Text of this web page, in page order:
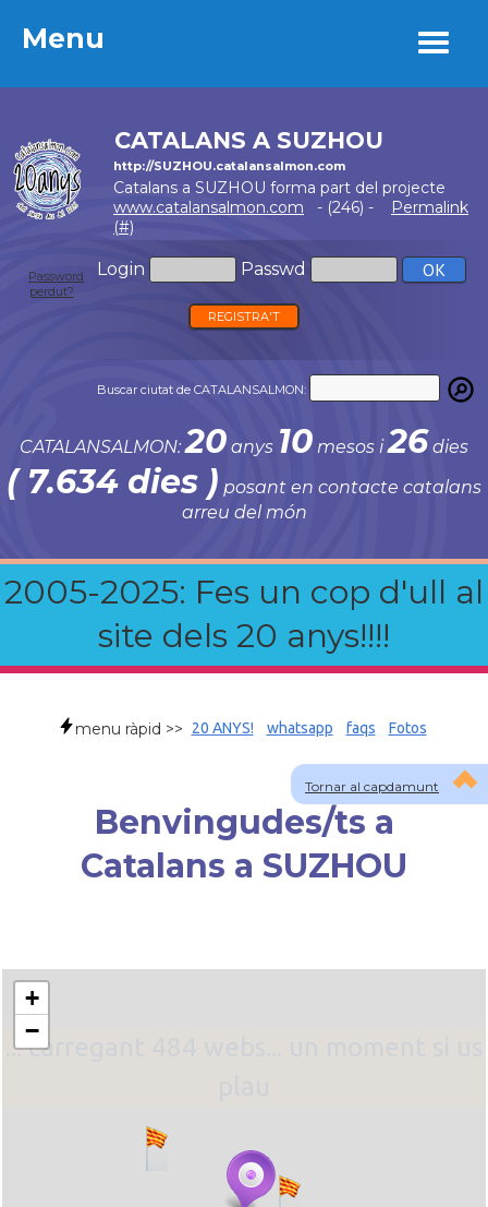
Menu
CATALANS A SUZHOU
http://SUZHOU.catalansalmon.com
Catalans a SUZHOU forma part del projecte
www.catalansalmon.com - (246) -
Permalink
(#)
Login Passwd
Password
perdut?
REGISTRA'T
Buscar ciutat de CATALANSALMON:
CATALANSALMON:20 anys 10 mesos i26 dies
( 7.634 dies ) posant en contacte catalans
arreu del món
2005-2025: Fes un cop d'ull al
site dels 20 anys!!!!
Menu
Tornar al capdamunt
menu ràpid >> 20 ANYS! whatsapp faqs Fotos
Benvingudes/ts a
Catalans a SUZHOU
... carregant 484 webs... un moment si us
+
−